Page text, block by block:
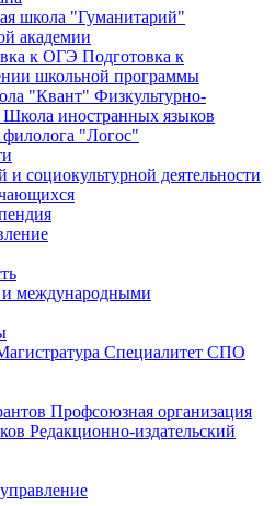
школа "Гуманитарий"
академии
к ОГЭ Подготовка к
школьной программы
"Квант" Физкультурно-
Школа иностранных языков
"Логос"
и социокультурной деятельности
международными
Специалитет СПО
Профсоюзная организация
Редакционно-издательский